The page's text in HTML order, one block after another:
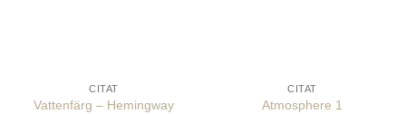
CITAT
Vattenfärg – Hemingway
CITAT
Atmosphere 1